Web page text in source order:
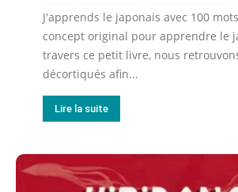
J'apprends le japonais avec 100
concept original pour apprendre le
travers ce petit livre, nous
décortiqués afin...
Lire la suite